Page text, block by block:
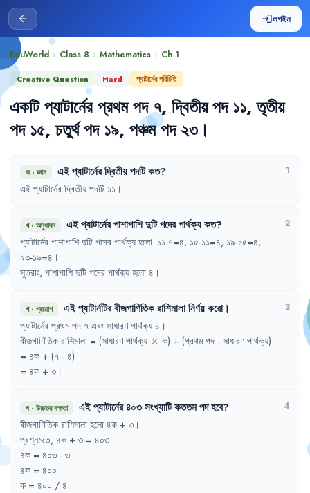
arrow_back loginলগইন
EduWorld chevron_right Class 8 chevron_right Mathematics chevron_right Ch 1
Creative Question Hard প্যাটার্নের পরিচিতি
একটি প্যাটার্নের প্রথম পদ ৭, দ্বিতীয় পদ ১১, তৃতীয়
পদ ১৫, চতুর্থ পদ ১৯, পঞ্চম পদ ২৩ ।
ক·জ্ঞান এইপ্যাটার্নেরদ্বিতীয়পদটিকত? 1
এই প্যাটার্নের দ্বিতীয় পদটি ১১ ।
খ· অনুধাবন এইপ্যাটার্নেরপাশাপাশিদুটিপদেরপার্থক্যকত? 2
প্যাটার্নের পাশাপাশি দুটি পদের পার্থক্য হলো: ১১-৭=৪, ১৫-১১=৪, ১৯-১৫=৪,
২৩-১৯=৪ ।
সুতরাং, পাশাপাশি দুটি পদের পার্থক্য হলো ৪ ।
গ· প্রয়োগ এইপ্যাটার্নটিরবীজগাণিতিকরাশিমালানির্ণয়করো। 3
প্যাটার্নের প্রথম পদ ৭ এবং সাধারণ পার্থক্য ৪ ।
বীজগাণিতিক রাশিমালা = (সাধারণ পার্থক্য \times
× ক) + (প্রথম পদ - সাধারণ পার্থক্য)
= ৪ক + (৭ - ৪)
= ৪ক + ৩ ।
ঘ· উচ্চতর দক্ষতা এইপ্যাটার্নের ৪০৩সংখ্যাটিকততমপদহবে? 4
বীজগাণিতিক রাশিমালা হলো ৪ক + ৩ ।
প্রশ্নমতে, ৪ক + ৩ = ৪০৩
৪ক = ৪০৩ - ৩
৪ক = ৪০০
ক = ৪০০ / ৪